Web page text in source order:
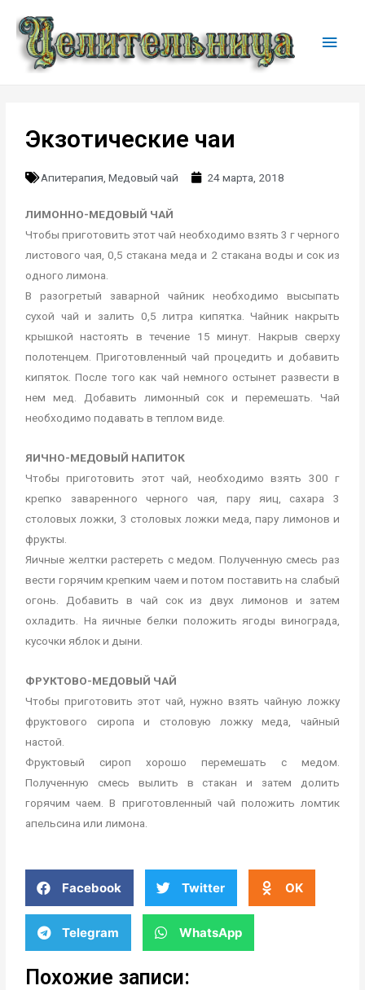
Экзотические чаи
Апитерапия ,Медовый чай 24 марта, 2018
ЛИМОННО-МЕДОВЫЙ ЧАЙ
Чтобы приготовить этот чай необходимо взять 3 г черного
листового чая, 0,5 стакана меда и 2 стакана воды и сок из
одного лимона.
В разогретый заварной чайник необходимо высыпать
сухой чай и залить 0,5 литра кипятка. Чайник накрыть
крышкой настоять в течение 15 минут. Накрыв сверху
полотенцем. Приготовленный чай процедить и добавить
кипяток. После того как чай немного остынет развести в
нем мед. Добавить лимонный сок и перемешать. Чай
необходимо подавать в теплом виде.
ЯИЧНО-МЕДОВЫЙ НАПИТОК
Чтобы приготовить этот чай, необходимо взять 300 г
крепко заваренного черного чая, пару яиц, сахара 3
столовых ложки, 3 столовых ложки меда, пару лимонов и
фрукты.
Яичные желтки растереть с медом. Полученную смесь раз
вести горячим крепким чаем и потом поставить на слабый
огонь. Добавить в чай сок из двух лимонов и затем
охладить. На яичные белки положить ягоды винограда,
кусочки яблок и дыни.
ФРУКТОВО-МЕДОВЫЙ ЧАЙ
Чтобы приготовить этот чай, нужно взять чайную ложку
фруктового сиропа и столовую ложку меда, чайный
настой.
Фруктовый сироп хорошо перемешать с медом.
Полученную смесь вылить в стакан и затем долить
горячим чаем. В приготовленный чай положить ломтик
апельсина или лимона.
Facebook Twitter OK
Telegram WhatsApp
Похожие записи: